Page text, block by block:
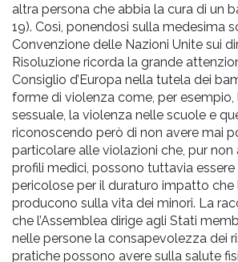
altra persona che abbia la cura di un
19). Così, ponendosi sulla medesima
Convenzione delle Nazioni Unite sui
Risoluzione ricorda la grande
Consiglio d’Europa nella tutela dei
forme di violenza come, per esempio,
sessuale, la violenza nelle scuole e
riconoscendo però di non avere mai
particolare alle violazioni che, pur non
profili medici, possono tuttavia
pericolose per il duraturo impatto che
producono sulla vita dei minori. La
che l’Assemblea dirige agli Stati
nelle persone la consapevolezza dei
pratiche possono avere sulla salute